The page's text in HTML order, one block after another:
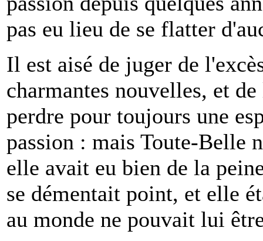
pas eu lieu de se flatter
Il est aisé de juger de
charmantes nouvelles, et
perdre pour toujours une
passion : mais Toute-Belle
elle avait eu bien de la
se démentait point, et elle
au monde ne pouvait lui